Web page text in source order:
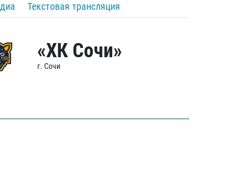
Текстовая трансляция
«ХК Сочи»
г. Сочи